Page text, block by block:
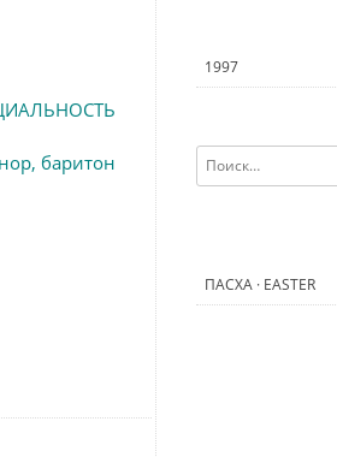
баритон
1997
Найти:
ПАСХА · EASTER